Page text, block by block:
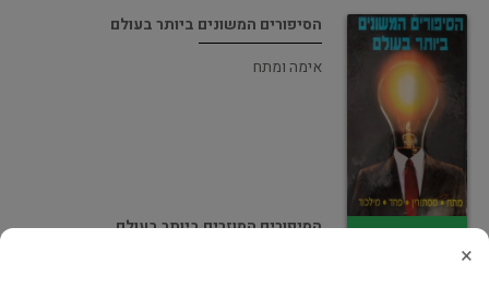
הסיפורים המשונים ביותר בעולם
אימה ומתח
הסיפורים המוזרים ביותר בעולם
×